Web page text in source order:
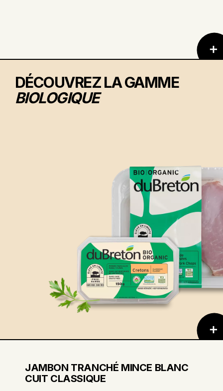
JAMBON TRANCHÉ MINCE BLANC
CUIT CLASSIQUE
DÉCOUVREZ LA GAMME
BIOLOGIQUE